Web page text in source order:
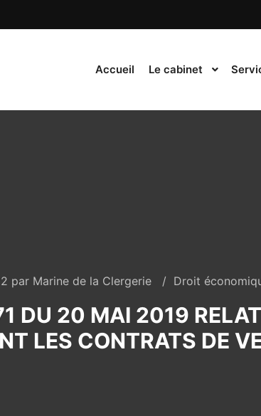
Accueil Le cabinet
par Marine de la Clergerie Droit
DU 20 MAI 2019
LES CONTRATS DE